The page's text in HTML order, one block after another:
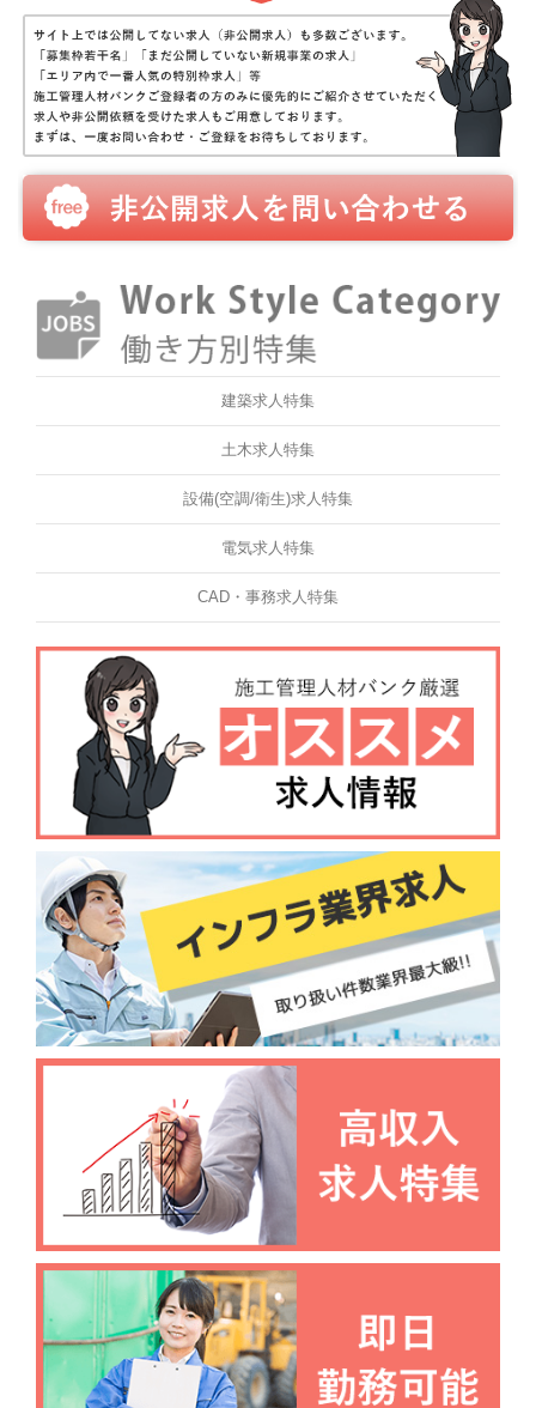
建築求人特集
土木求人特集
設備(空調/衛生)求人特集
電気求人特集
CAD・事務求人特集